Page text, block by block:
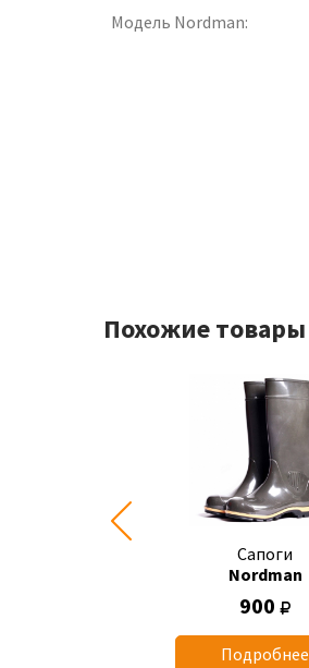
Модель Nordman:
Похожие товары
Сапоги
Nordman
900
Подробнее